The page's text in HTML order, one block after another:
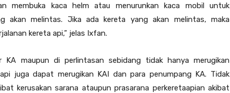
membuka kaca helm atau menurunkan kaca mobil untuk
akan melintas. Jika ada kereta yang akan melintas, maka
kereta api,” jelas Ixfan.
KA maupun di perlintasan sebidang tidak hanya merugikan
juga dapat merugikan KAI dan para penumpang KA. Tidak
kerusakan sarana ataupun prasarana perkeretaapian akibat